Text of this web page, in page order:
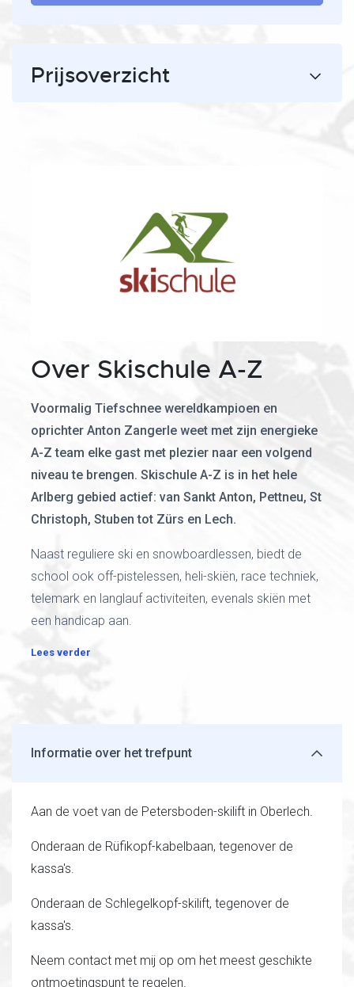
Prijsoverzicht
Over Skischule A-Z
Voormalig Tiefschnee wereldkampioen en
oprichter Anton Zangerle weet met zijn energieke
A-Z team elke gast met plezier naar een volgend
niveau te brengen. Skischule A-Z is in het hele
Arlberg gebied actief: van Sankt Anton, Pettneu, St
Christoph, Stuben tot Zürs en Lech.
Naast reguliere ski en snowboardlessen, biedt de
school ook off-pistelessen, heli-skiën, race techniek,
telemark en langlauf activiteiten, evenals skiën met
een handicap aan.
Lees verder
Informatie over het trefpunt
Aan de voet van de Petersboden-skilift in Oberlech.
Onderaan de Rüfikopf-kabelbaan, tegenover de
kassa's.
Onderaan de Schlegelkopf-skilift, tegenover de
kassa's.
Neem contact met mij op om het meest geschikte
ontmoetingspunt te regelen.